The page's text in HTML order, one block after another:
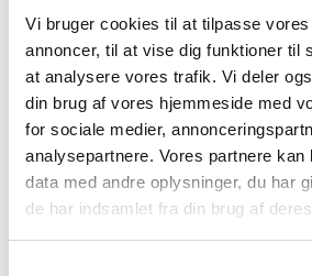
Vi bruger cookies til at tilpasse vores
annoncer, til at vise dig funktioner til
at analysere vores trafik. Vi deler
din brug af vores hjemmeside med
for sociale medier,
analysepartnere. Vores partnere kan
data med andre oplysninger, du har
de har indsamlet fra din brug af
group 120
Fuldtidsbeskæftigede i branchen
77
Beskæftigede kvinder i branchen
102
Beskæftigede mænd i branchen